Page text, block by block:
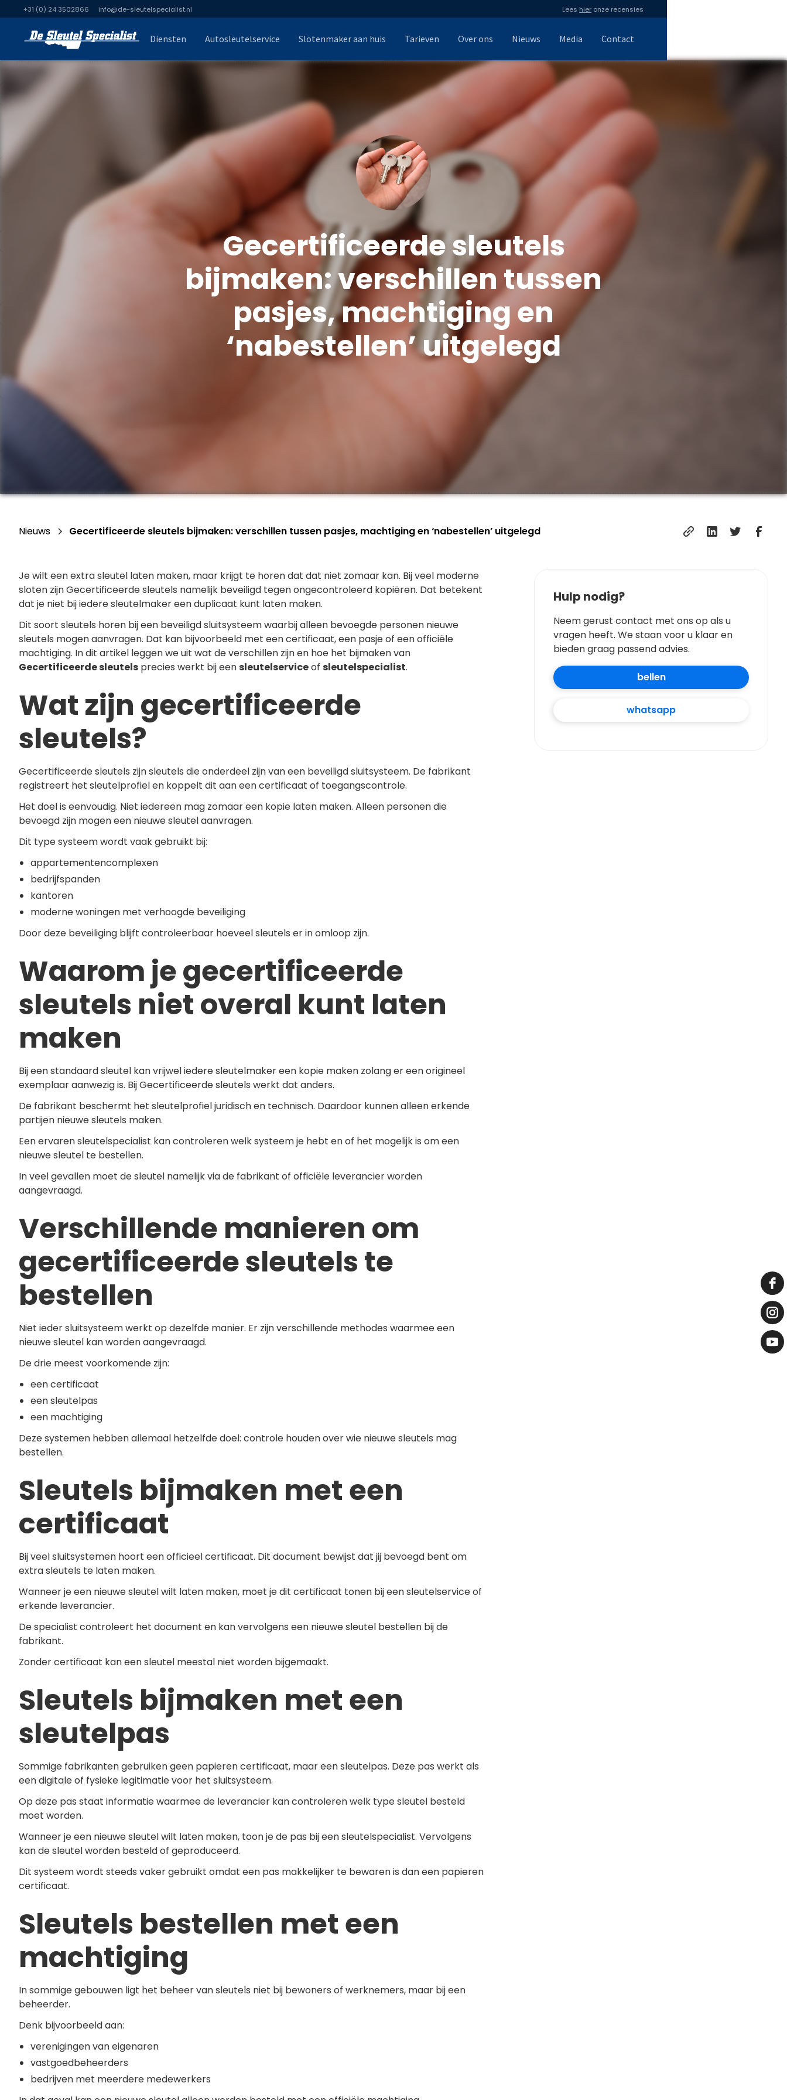
+31 (0) 24 3502866 info@de-sleutelspecialist.nl Lees hier onze recensies
Diensten Autosleutelservice Slotenmaker aan huis Tarieven Over ons Nieuws Media Contact
Gecertificeerde sleutels
bijmaken: verschillen tussen
pasjes, machtiging en
‘nabestellen’ uitgelegd
Nieuws Gecertificeerde sleutels bijmaken: verschillen tussen pasjes, machtiging en ‘nabestellen’ uitgelegd
Je wilt een extra sleutel laten maken, maar krijgt te horen dat dat niet zomaar kan. Bij veel moderne
sloten zijn Gecertificeerde sleutels namelijk beveiligd tegen ongecontroleerd kopiëren. Dat betekent
dat je niet bij iedere sleutelmaker een duplicaat kunt laten maken.
Dit soort sleutels horen bij een beveiligd sluitsysteem waarbij alleen bevoegde personen nieuwe
sleutels mogen aanvragen. Dat kan bijvoorbeeld met een certificaat, een pasje of een officiële
machtiging. In dit artikel leggen we uit wat de verschillen zijn en hoe het bijmaken van
Gecertificeerde sleutels precies werkt bij eensleutelserviceof sleutelspecialist.
Wat zijn gecertificeerde
sleutels?
Gecertificeerde sleutels zijn sleutels die onderdeel zijn van een beveiligd sluitsysteem. De fabrikant
registreert het sleutelprofiel en koppelt dit aan een certificaat of toegangscontrole.
Het doel is eenvoudig. Niet iedereen mag zomaar een kopie laten maken. Alleen personen die
bevoegd zijn mogen een nieuwe sleutel aanvragen.
Dit type systeem wordt vaak gebruikt bij:
appartementencomplexen
bedrijfspanden
kantoren
moderne woningen met verhoogde beveiliging
Door deze beveiliging blijft controleerbaar hoeveel sleutels er in omloop zijn.
Waarom je gecertificeerde
sleutels niet overal kunt laten
maken
Bij een standaard sleutel kan vrijwel iedere sleutelmaker een kopie maken zolang er een origineel
exemplaar aanwezig is. Bij Gecertificeerde sleutels werkt dat anders.
De fabrikant beschermt het sleutelprofiel juridisch en technisch. Daardoor kunnen alleen erkende
partijen nieuwe sleutels maken.
Een ervaren sleutelspecialist kan controleren welk systeem je hebt en of het mogelijk is om een
nieuwe sleutel te bestellen.
In veel gevallen moet de sleutel namelijk via de fabrikant of officiële leverancier worden
aangevraagd.
Verschillende manieren om
gecertificeerde sleutels te
bestellen
Niet ieder sluitsysteem werkt op dezelfde manier. Er zijn verschillende methodes waarmee een
nieuwe sleutel kan worden aangevraagd.
De drie meest voorkomende zijn:
een certificaat
een sleutelpas
een machtiging
Deze systemen hebben allemaal hetzelfde doel: controle houden over wie nieuwe sleutels mag
bestellen.
Sleutels bijmaken met een
certificaat
Bij veel sluitsystemen hoort een officieel certificaat. Dit document bewijst dat jij bevoegd bent om
extra sleutels te laten maken.
Wanneer je een nieuwe sleutel wilt laten maken, moet je dit certificaat tonen bij een sleutelservice of
erkende leverancier.
De specialist controleert het document en kan vervolgens een nieuwe sleutel bestellen bij de
fabrikant.
Zonder certificaat kan een sleutel meestal niet worden bijgemaakt.
Sleutels bijmaken met een
sleutelpas
Sommige fabrikanten gebruiken geen papieren certificaat, maar een sleutelpas. Deze pas werkt als
een digitale of fysieke legitimatie voor het sluitsysteem.
Op deze pas staat informatie waarmee de leverancier kan controleren welk type sleutel besteld
moet worden.
Wanneer je een nieuwe sleutel wilt laten maken, toon je de pas bij een sleutelspecialist. Vervolgens
kan de sleutel worden besteld of geproduceerd.
Dit systeem wordt steeds vaker gebruikt omdat een pas makkelijker te bewaren is dan een papieren
certificaat.
Sleutels bestellen met een
machtiging
In sommige gebouwen ligt het beheer van sleutels niet bij bewoners of werknemers, maar bij een
beheerder.
Denk bijvoorbeeld aan:
verenigingen van eigenaren
vastgoedbeheerders
bedrijven met meerdere medewerkers
Hulp nodig?
Neem gerust contact met ons op als u
vragen heeft. We staan voor u klaar en
bieden graag passend advies.
bellen
whatsapp